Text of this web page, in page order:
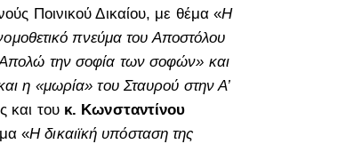
Ποινικού Δικαίου, με θέμα «Η
πνεύμα του Αποστόλου
την σοφία των σοφών» και
η «μωρία» του Σταυρού στην Α’
και του κ. Κωνσταντίνου
«Η δικαιϊκή υπόσταση της